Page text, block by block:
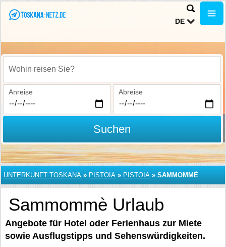
DE
Wohin reisen Sie?
Anreise Abreise
Suchen
UNTERKUNFT TOSKANA » PISTOIA » PISTOIA » SAMMOMMÈ
Sammommè Urlaub
Angebote für Hotel oder Ferienhaus zur Miete
sowie Ausflugstipps und Sehenswürdigkeiten.